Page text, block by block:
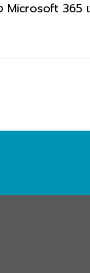
Microsoft 365